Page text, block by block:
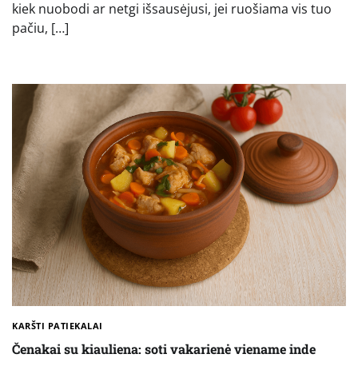
kiek nuobodi ar netgi išsausėjusi, jei ruošiama vis tuo
pačiu, […]
KARŠTI PATIEKALAI
Čenakai su kiauliena: soti vakarienė viename inde